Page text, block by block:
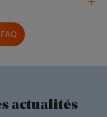
actualités